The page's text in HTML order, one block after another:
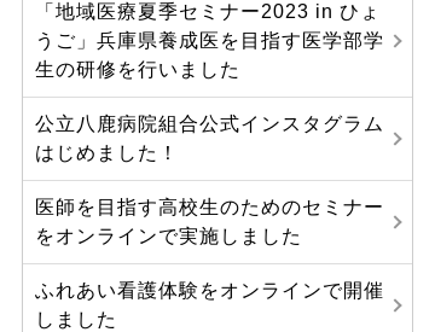
「地域医療夏季セミナー2023 in ひょ
うご」兵庫県養成医を目指す医学部学
生の研修を行いました
公立八鹿病院組合公式インスタグラム
はじめました！
医師を目指す高校生のためのセミナー
をオンラインで実施しました
ふれあい看護体験をオンラインで開催
しました